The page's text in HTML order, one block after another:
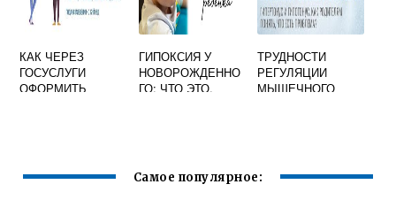
КАК ЧЕРЕЗ
ГОСУСЛУГИ
ОФОРМИТЬ
ГИПОКСИЯ У
НОВОРОЖДЕННО
ГО: ЧТО ЭТО,
ТРУДНОСТИ
РЕГУЛЯЦИИ
МЫШЕЧНОГО
СПРАВИТЬСЯ?
Самое популярное: